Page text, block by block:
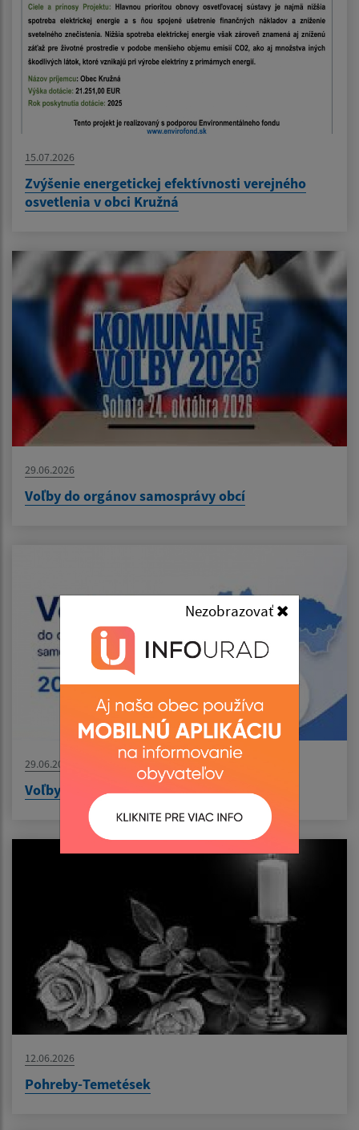
Nezobrazovať
15.07.2026
Zvýšenie energetickej efektívnosti verejného
osvetlenia v obci Kružná
29.06.2026
Voľby do orgánov samosprávy obcí
29.06.2026
Voľby do orgánov samosprávnych krajov
12.06.2026
Pohreby-Temetések